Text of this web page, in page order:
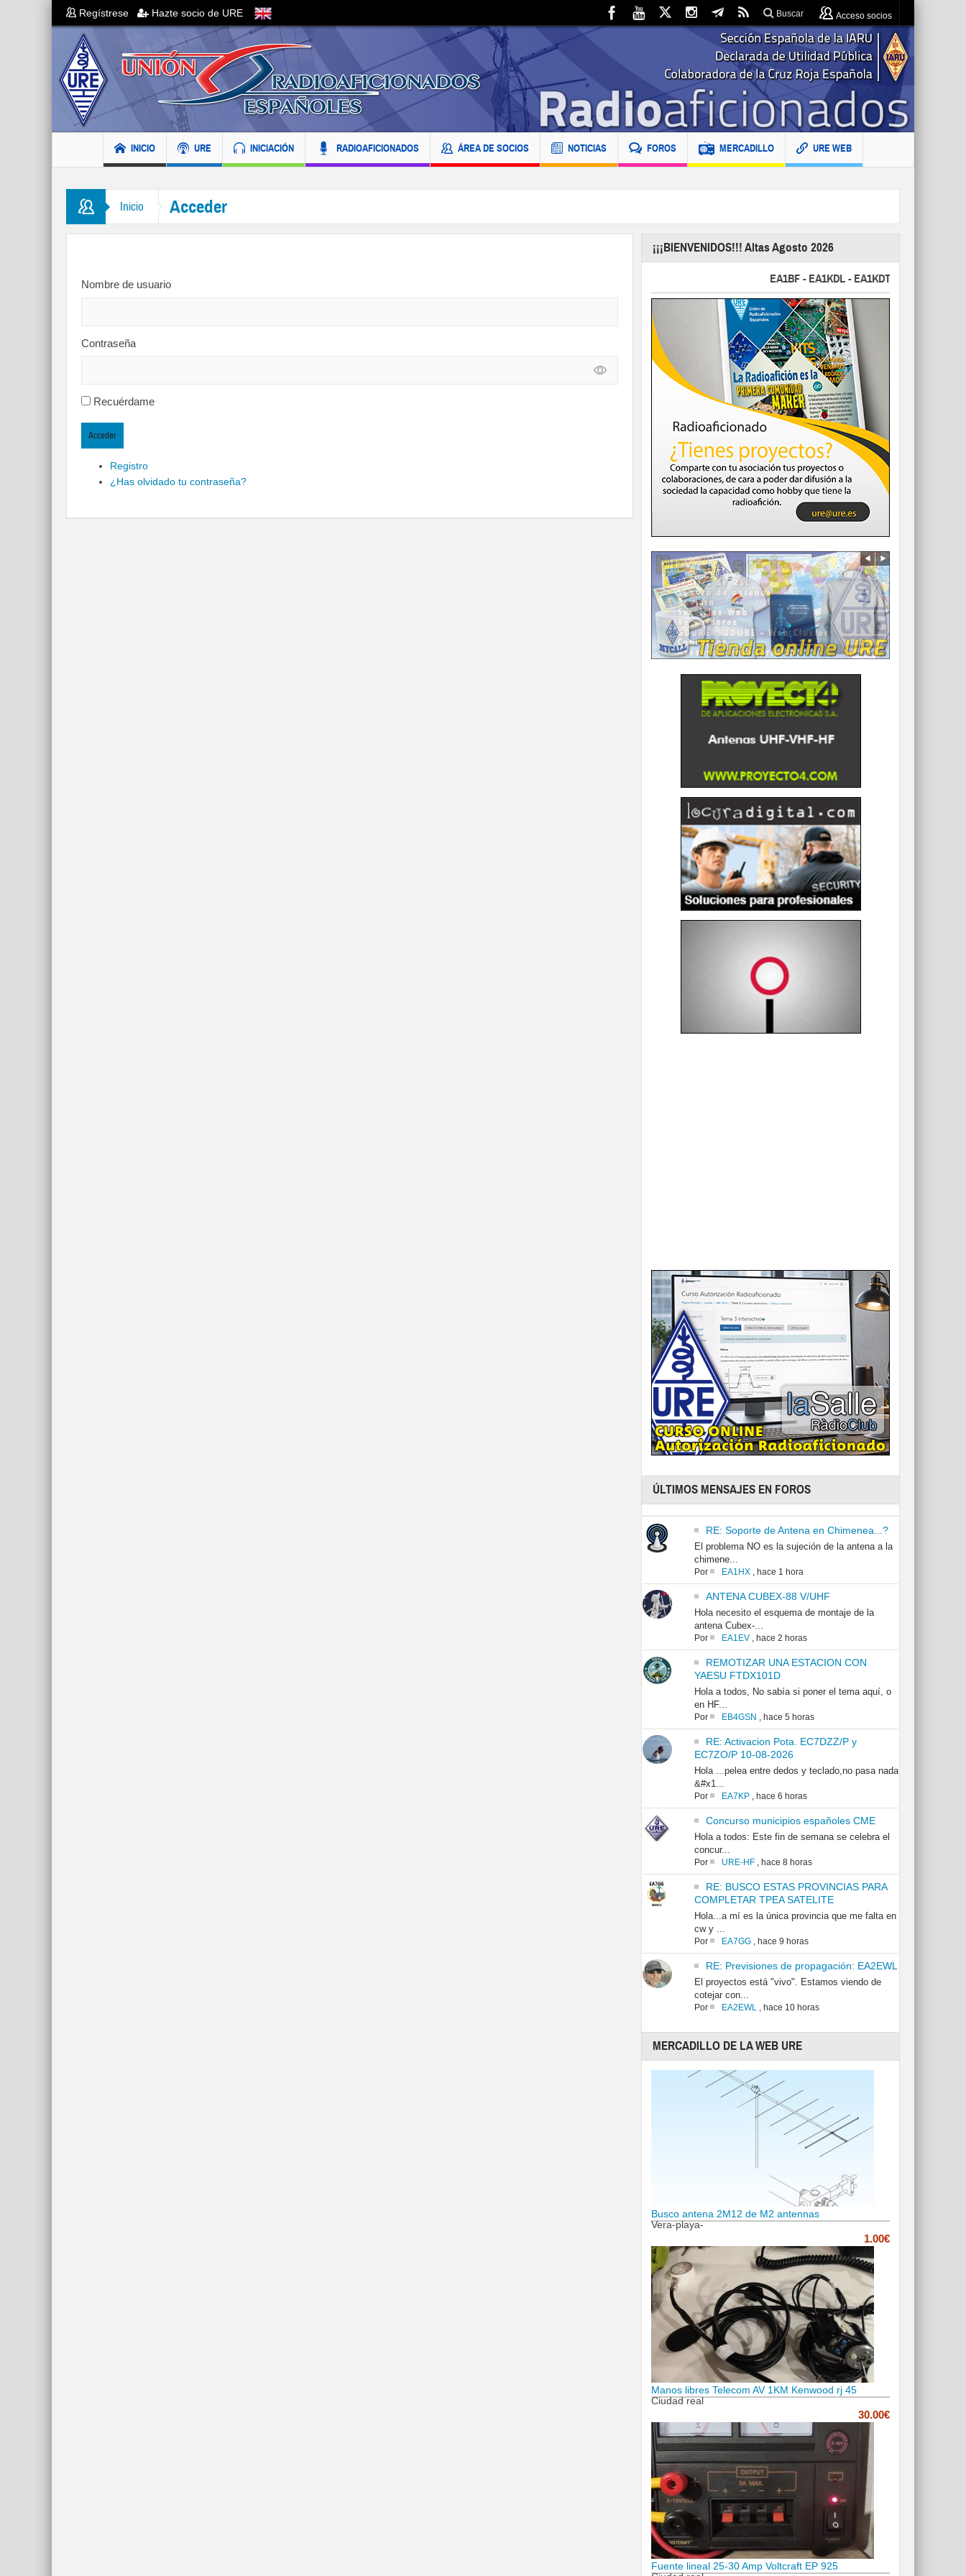
Regístrese Hazte socio de URE Buscar Acceso socios
INICIO URE INICIACIÓN RADIOAFICIONADOS ÁREA DE SOCIOS NOTICIAS FOROS MERCADILLO URE WEB
Inicio Acceder
Nombre de usuario
Contraseña
Recuérdame
Acceder
Registro
¿Has olvidado tu contraseña?
¡¡¡BIENVENIDOS!!! Altas Agosto 2026
EA1BF - EA1KDL - EA1KDT - EA2FBJ - EA2FJU
ÚLTIMOS MENSAJES EN FOROS
RE: Soporte de Antena en Chimenea...?
El problema NO es la sujeción de la antena a la
chimene...
Por EA1HX, hace 1 hora
ANTENA CUBEX-88 V/UHF
Hola necesito el esquema de montaje de la
antena Cubex-...
Por EA1EV, hace 2 horas
REMOTIZAR UNA ESTACION CON
YAESU FTDX101D
Hola a todos, No sabía si poner el tema aquí, o
en HF...
Por EB4GSN , hace 5 horas
RE: Activacion Pota. EC7DZZ/P y
EC7ZO/P 10-08-2026
Hola ...pelea entre dedos y teclado,no pasa nada
&#x1...
Por EA7KP, hace 6 horas
Concurso municipios españoles CME
Hola a todos: Este fin de semana se celebra el
concur...
Por URE-HF, hace 8 horas
RE: BUSCO ESTAS PROVINCIAS PARA
COMPLETAR TPEA SATELITE
Hola...a mí es la única provincia que me falta en
cw y ...
Por EA7GG, hace 9 horas
RE: Previsiones de propagación: EA2EWL
El proyectos está "vivo". Estamos viendo de
cotejar con...
Por EA2EWL, hace 10 horas
MERCADILLO DE LA WEB URE
Busco antena 2M12 de M2 antennas
Vera-playa-
1.00€
Manos libres Telecom AV 1KM Kenwood rj 45
Ciudad real
30.00€
Fuente lineal 25-30 Amp Voltcraft EP 925